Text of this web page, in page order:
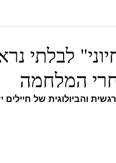
לבלתי
המלחמה
והביולוגית של